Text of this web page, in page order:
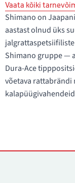
Vaata kõiki
Shimano on
aastast olnud üks
Shimano gruppe —
Dura-Ace
võetava rattabrändi